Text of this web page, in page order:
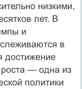
низки­ми,
лет. В
и
в
достижение
роста — одна из
политики